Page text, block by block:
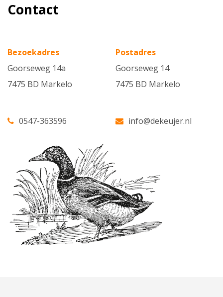
Contact
Bezoekadres
Goorseweg 14a
7475 BD Markelo
0547-363596
Postadres
Goorseweg 14
7475 BD Markelo
info@dekeujer.nl